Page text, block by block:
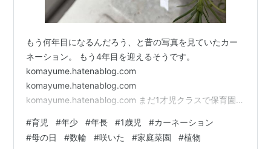
もう何年目になるんだろう、と昔の写真を見ていたカー
ネーション。 もう4年目を迎えるそうです。
komayume.hatenablog.com
komayume.hatenablog.com
komayume.hatenablog.com まだ1才児クラスで保育園に
レゼント。 本当にこの時期以外はまっ黄っ黄。捨てない
といけないのかな？と思いつつ、なんとなく捨てられず
#育児 #年少 #年長 #1歳児 #カーネーション
#母の日 #数輪 #咲いた #家庭菜園 #植物